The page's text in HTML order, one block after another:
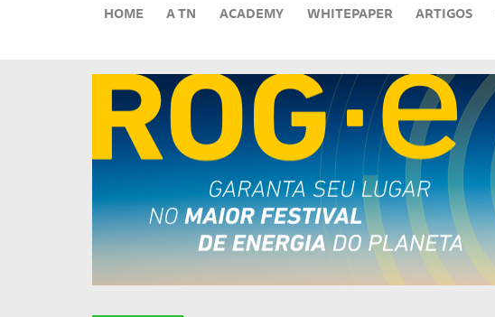
HOME A TN ACADEMY WHITEPAPER ARTIGOS